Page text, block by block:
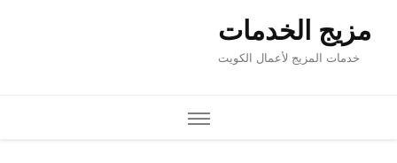
مزيج الخدمات
خدمات المزيج لأعمال الكويت